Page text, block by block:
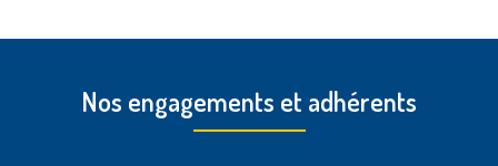
Nos engagements et adhérents